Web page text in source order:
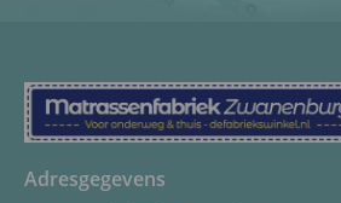
Adresgegevens